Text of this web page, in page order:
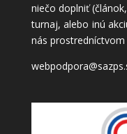
niečo doplniť
turnaj, alebo inú
nás